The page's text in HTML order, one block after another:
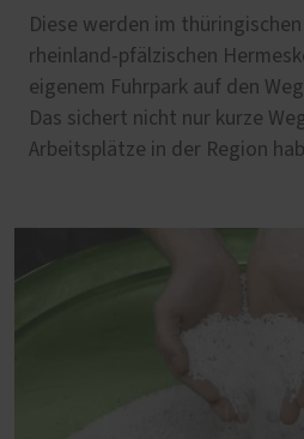
Diese werden im
rheinland-pfälzischen
eigenem Fuhrpark auf den
Das sichert nicht nur kurze
Arbeitsplätze in der Region